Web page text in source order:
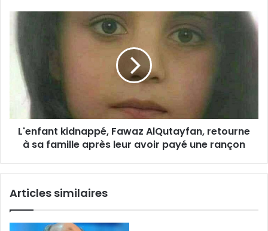
une
gaz
L'enfant
Fawaz
AlQutayfan,
retourne
après
leur
avoir
L'enfant kidnappé, Fawaz AlQutayfan, retourne
à sa famille après leur avoir payé une rançon
Articles similaires